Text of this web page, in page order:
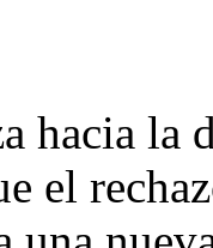
hacia
el